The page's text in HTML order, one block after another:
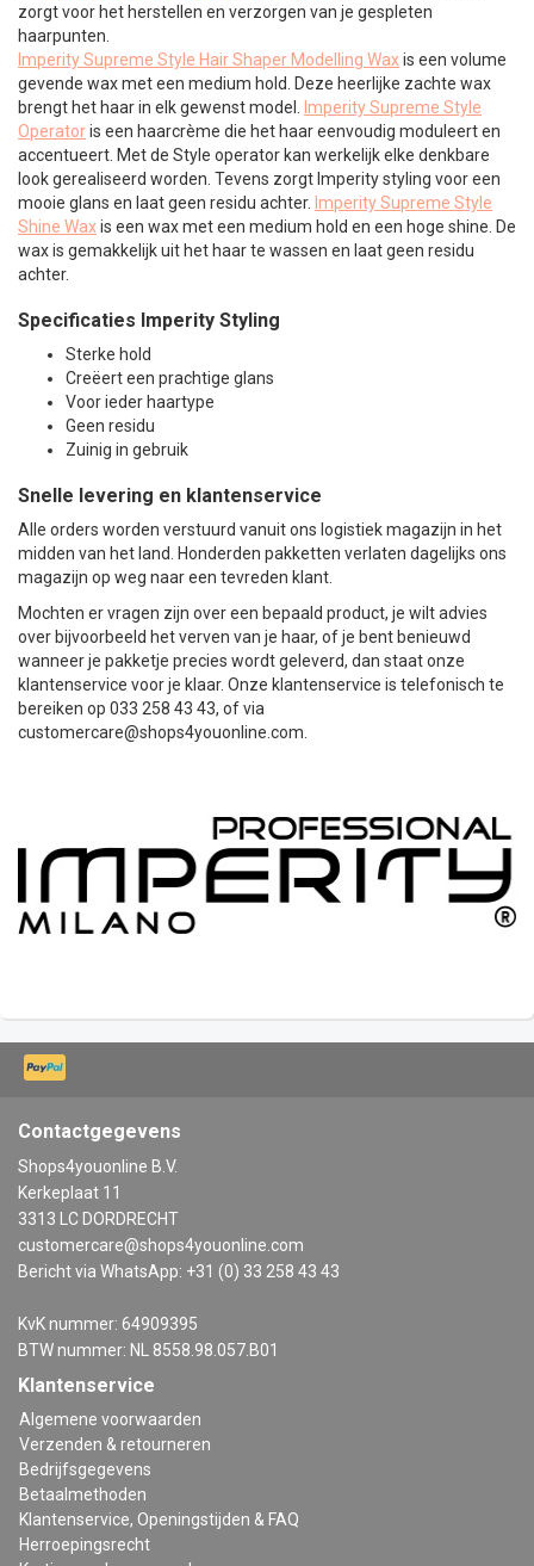
zorgt voor het herstellen en verzorgen van je gespleten
haarpunten.
Imperity Supreme Style Hair Shaper Modelling Waxis een volume
gevende wax met een medium hold. Deze heerlijke zachte wax
brengt het haar in elk gewenst model.
Imperity Supreme Style
Operatoris een haarcrème die het haar eenvoudig moduleert en
accentueert. Met de Style operator kan werkelijk elke denkbare
look gerealiseerd worden. Tevens zorgt Imperity styling voor een
mooie glans en laat geen residu achter. Imperity Supreme Style
Shine Waxis een wax met een medium hold en een hoge shine. De
wax is gemakkelijk uit het haar te wassen en laat geen residu
achter.
Specificaties Imperity Styling
Sterke hold
Creëert een prachtige glans
Voor ieder haartype
Geen residu
Zuinig in gebruik
Snelle levering en klantenservice
Alle orders worden verstuurd vanuit ons logistiek magazijn in het
midden van het land. Honderden pakketten verlaten dagelijks ons
magazijn op weg naar een tevreden klant.
Mochten er vragen zijn over een bepaald product, je wilt advies
over bijvoorbeeld het verven van je haar, of je bent benieuwd
wanneer je pakketje precies wordt geleverd, dan staat onze
klantenservice voor je klaar. Onze klantenservice is telefonisch te
bereiken op 033 258 43 43, of via
customercare@shops4youonline.com
Contactgegevens
Shops4youonline B.V.
Kerkeplaat 11
3313 LC DORDRECHT
customercare@shops4youonline.com
Bericht via WhatsApp: +31 (0) 33 258 43 43
KvK nummer: 64909395
BTW nummer: NL 8558.98.057.B01
Klantenservice
Algemene voorwaarden
Verzenden & retourneren
Bedrijfsgegevens
Betaalmethoden
Klantenservice, Openingstijden & FAQ
Herroepingsrecht